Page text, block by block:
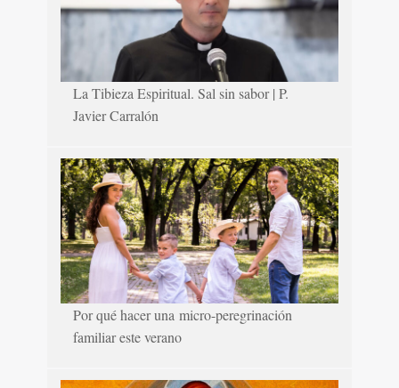
La Tibieza Espiritual. Sal sin sabor | P.
Javier Carralón
Por qué hacer una micro-peregrinación
familiar este verano